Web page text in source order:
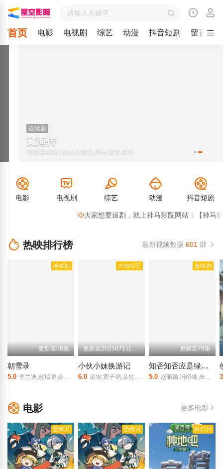
首页 电影 电视剧 综艺 动漫 抖音短剧 留言
连续剧
藏海传
[更新至40集] 肖战,张婧仪,周奇,黄觉,余男
电影 电视剧 综艺 动漫 抖音短剧
大家想要追剧，就上神马影院网站：【神马影院
热映排行榜 最新视频数据 601 部
连续剧
更新至08集
朝雪录
5.0 李兰迪,敖瑞鹏,余承恩,沈羽洁,任重
大陆综艺
更新至20250711(超前营业)
小伙小妹换游记
6.0 诺埃,黄子韬,朵拉,徐艺洋
连续剧
更新至78集
知否知否应是绿肥红瘦
5.0 赵丽颖,冯绍峰,朱一龙,施诗,张佳宁,刘钧,刘琳,高露,王仁君,王一楠,李依晓,陈瑾,王鹤润,张晓谦,李洪涛,曹翠芬,张佳,杨新鸣,谭希和
电影 更多电影
恐怖片 恐怖片 科幻片